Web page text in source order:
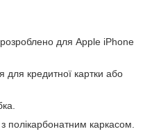
для Apple iPhone
для кредитної картки або
полікарбонатним каркасом.